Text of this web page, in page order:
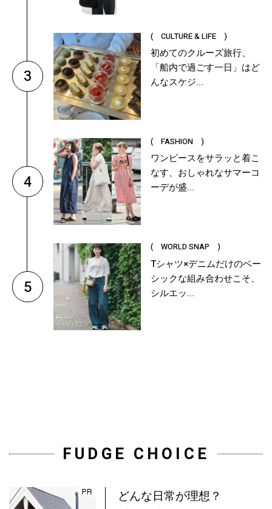
3
( CULTURE & LIFE )
初めてのクルーズ旅行、
「船内で過ごす一日」はど
んなスケジ...
4
( FASHION )
ワンピースをサラッと着こ
なす、おしゃれなサマーコ
ーデが盛...
5
( WORLD SNAP )
Tシャツ×デニムだけのベー
シックな組み合わせこそ、
シルエッ...
FUDGE CHOICE
どんな日常が理想？